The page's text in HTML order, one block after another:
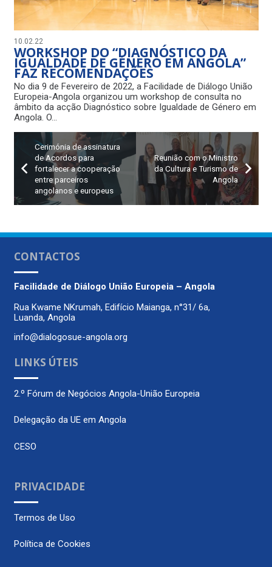
10.02.22
WORKSHOP DO “DIAGNÓSTICO DA
IGUALDADE DE GÉNERO EM ANGOLA”
FAZ RECOMENDAÇÕES
No dia 9 de Fevereiro de 2022, a Facilidade de Diálogo União
Europeia-Angola organizou um workshop de consulta no
âmbito da acção Diagnóstico sobre Igualdade de Género em
Angola. O…
Cerimónia de assinatura
de Acordos para
fortalecer a cooperação
entre parceiros
angolanos e europeus
Reunião com o Ministro
da Cultura e Turismo de
Angola
CONTACTOS
Facilidade de Diálogo União Europeia – Angola
Rua Kwame NKrumah, Edifício Maianga, n°31/ 6a,
Luanda, Angola
info@dialogosue-angola.org
LINKS ÚTEIS
2.º Fórum de Negócios Angola-União Europeia
Delegação da UE em Angola
CESO
PRIVACIDADE
Termos de Uso
Política de Cookies